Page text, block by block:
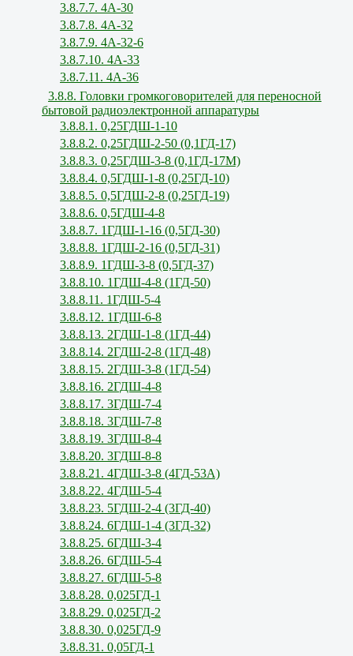
3.8.7.7. 4А-30
3.8.7.8. 4А-32
3.8.7.9. 4А-32-6
3.8.7.10. 4А-33
3.8.7.11. 4А-36
3.8.8. Головки громкоговорителей для переносной
бытовой радиоэлектронной аппаратуры
3.8.8.1. 0,25ГДШ-1-10
3.8.8.2. 0,25ГДШ-2-50 (0,1ГД-17)
3.8.8.3. 0,25ГДШ-3-8 (0,1ГД-17М)
3.8.8.4. 0,5ГДШ-1-8 (0,25ГД-10)
3.8.8.5. 0,5ГДШ-2-8 (0,25ГД-19)
3.8.8.6. 0,5ГДШ-4-8
3.8.8.7. 1ГДШ-1-16 (0,5ГД-30)
3.8.8.8. 1ГДШ-2-16 (0,5ГД-31)
3.8.8.9. 1ГДШ-3-8 (0,5ГД-37)
3.8.8.10. 1ГДШ-4-8 (1ГД-50)
3.8.8.11. 1ГДШ-5-4
3.8.8.12. 1ГДШ-6-8
3.8.8.13. 2ГДШ-1-8 (1ГД-44)
3.8.8.14. 2ГДШ-2-8 (1ГД-48)
3.8.8.15. 2ГДШ-3-8 (1ГД-54)
3.8.8.16. 2ГДШ-4-8
3.8.8.17. 3ГДШ-7-4
3.8.8.18. 3ГДШ-7-8
3.8.8.19. 3ГДШ-8-4
3.8.8.20. 3ГДШ-8-8
3.8.8.21. 4ГДШ-3-8 (4ГД-53А)
3.8.8.22. 4ГДШ-5-4
3.8.8.23. 5ГДШ-2-4 (3ГД-40)
3.8.8.24. 6ГДШ-1-4 (3ГД-32)
3.8.8.25. 6ГДШ-3-4
3.8.8.26. 6ГДШ-5-4
3.8.8.27. 6ГДШ-5-8
3.8.8.28. 0,025ГД-1
3.8.8.29. 0,025ГД-2
3.8.8.30. 0,025ГД-9
3.8.8.31. 0,05ГД-1